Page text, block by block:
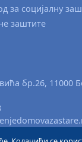
за социјалну
заштите
бр.26, 11000